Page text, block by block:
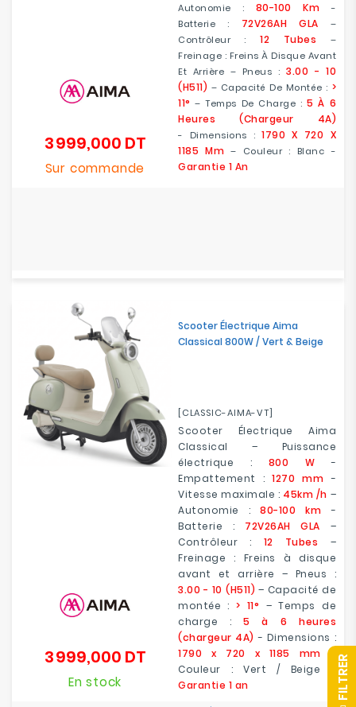
Autonomie : 80-100 Km -
Batterie : 72V26AH GLA –
Contrôleur :12 Tubes –
Freinage : Freins À Disque Avant
Et Arrière – Pneus :3.00 - 10
(H511) – Capacité De Montée : >
11° – Temps De Charge :5 À 6
Heures (chargeur 4A)
- Dimensions :1790 X 720 X
1185 Mm – Couleur : Blanc -
Garantie 1 An
3 999,000 DTPrix
Sur commande
Scooter Électrique Aima
Classical 800W / Vert & Beige
[CLASSIC-AIMA-VT]
Scooter Électrique Aima
Classical – Puissance
électrique : 800 W -
Empattement :1270 mm -
Vitesse maximale : 45km /h –
Autonomie :80-100 km -
Batterie : 72V26AH GLA –
Contrôleur : 12 Tubes –
Freinage : Freins à disque
avant et arrière – Pneus :
3.00 - 10 (H511) – Capacité de
montée : > 11° – Temps de
charge :5 à 6 heures
(chargeur 4A) - Dimensions :
1790 x 720 x 1185 mm –
Couleur : Vert / Beige -
Garantie 1 an
3 999,000 DTPrix
En stock R